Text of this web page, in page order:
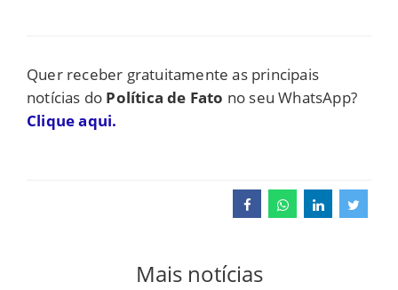
Quer receber gratuitamente as principais
notícias do Política de Fato no seu WhatsApp?
Clique aqui.
Mais notícias